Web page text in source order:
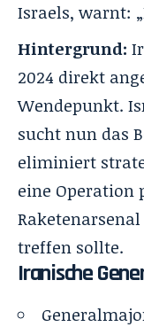
Israels, warnt:
Hintergrund:
2024 direkt
Wendepunkt.
sucht nun das
eliminiert
eine Operation
treffen sollte.
Iranische